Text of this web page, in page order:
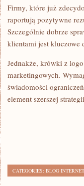
Firmy, które już
raportują pozytywne
Szczególnie dobrze
klientami jest kluczowe
Jednakże, krówki z
marketingowych.
świadomości
element szerszej
CATEGORIES: BLOG